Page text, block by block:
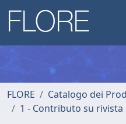
FLORE
Catalogo dei
1 - Contributo su rivista